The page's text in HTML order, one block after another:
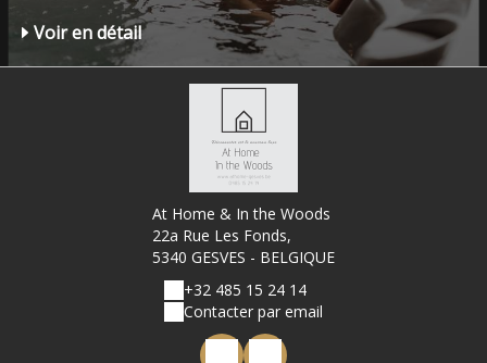
Voir en détail
At Home & In the Woods
22a Rue Les Fonds,
5340 GESVES - BELGIQUE
+32 485 15 24 14
Contacter par email